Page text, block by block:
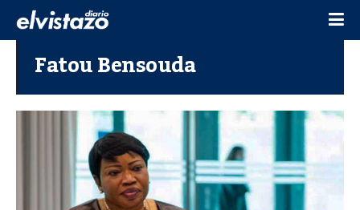
Fatou Bensouda